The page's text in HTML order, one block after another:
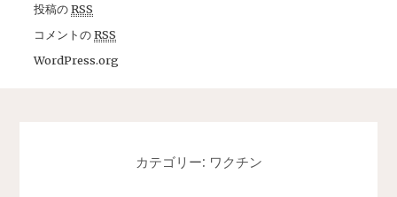
投稿のRSS
コメントのRSS
WordPress.org
カテゴリー: ワクチン